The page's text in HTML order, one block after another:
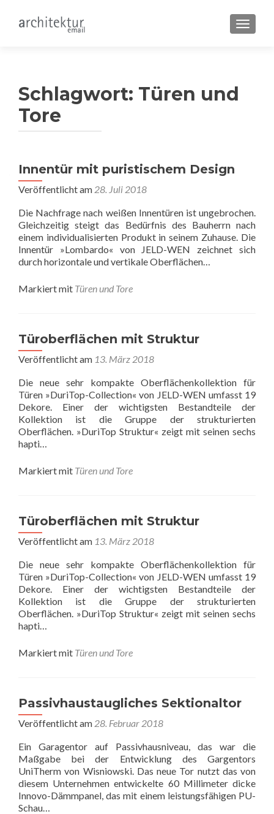
Schlagwort: Türen und
Tore
Innentür mit puristischem Design
Veröffentlicht am 28. Juli 2018
Die Nachfrage nach weißen Innentüren ist ungebrochen.
Gleichzeitig steigt das Bedürfnis des Bauherrn nach
einem individualisierten Produkt in seinem Zuhause. Die
Innentür »Lombardo« von JELD-WEN zeichnet sich
durch horizontale und vertikale Oberflächen…
Markiert mit Türen und Tore
Türoberflächen mit Struktur
Veröffentlicht am 13. März 2018
Die neue sehr kompakte Oberflächenkollektion für
Türen »DuriTop-Collection« von JELD-WEN umfasst 19
Dekore. Einer der wichtigsten Bestandteile der
Kollektion ist die Gruppe der strukturierten
Oberflächen. »DuriTop Struktur« zeigt mit seinen sechs
hapti…
Markiert mit Türen und Tore
Türoberflächen mit Struktur
Veröffentlicht am 13. März 2018
Die neue sehr kompakte Oberflächenkollektion für
Türen »DuriTop-Collection« von JELD-WEN umfasst 19
Dekore. Einer der wichtigsten Bestandteile der
Kollektion ist die Gruppe der strukturierten
Oberflächen. »DuriTop Struktur« zeigt mit seinen sechs
hapti…
Markiert mit Türen und Tore
Passivhaustaugliches Sektionaltor
Veröffentlicht am 28. Februar 2018
Ein Garagentor auf Passivhausniveau, das war die
Maßgabe bei der Entwicklung des Gargentors
UniTherm von Wisniowski. Das neue Tor nutzt das von
diesem Unternehmen entwickelte 60 Millimeter dicke
Innovo-Dämmpanel, das mit einem leistungsfähigen PU-
Schau…
Beitragsnavigation